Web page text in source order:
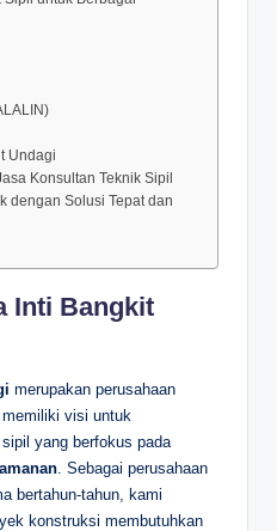
Undagi
Konsultan Teknik Sipil
dengan Solusi Tepat dan
Inti Bangkit
merupakan perusahaan
visi untuk
yang berfokus pada
. Sebagai perusahaan
bertahun-tahun, kami
konstruksi membutuhkan